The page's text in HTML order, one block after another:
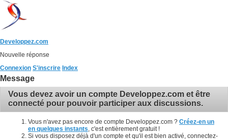
Developpez.com
Nouvelle réponse
Connexion S'inscrire Index
Message
Vous devez avoir un compte Developpez.com et être
connecté pour pouvoir participer aux discussions.
Vous n'avez pas encore de compte Developpez.com ? Créez-en un
en quelques instants , c'est entièrement gratuit !
Si vous disposez déjà d'un compte et qu'il est bien activé, connectez-